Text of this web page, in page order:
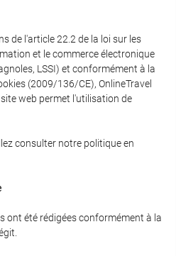
de l'article 22.2 de la loi sur les
et le commerce électronique
LSSI) et conformément à la
(2009/136/CE), OnlineTravel
web permet l'utilisation de
consulter notre politique en
ont été rédigées conformément à la